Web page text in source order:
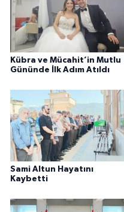
Kübra ve Mücahit’in Mutlu
Gününde İlk Adım Atıldı
Sami Altun Hayatını
Kaybetti